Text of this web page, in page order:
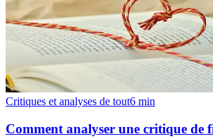
Critiques et analyses de tout6 min
Comment analyser une critique de